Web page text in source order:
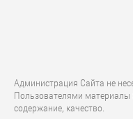
Администрация Сайта не
Пользователями
содержание, качество.